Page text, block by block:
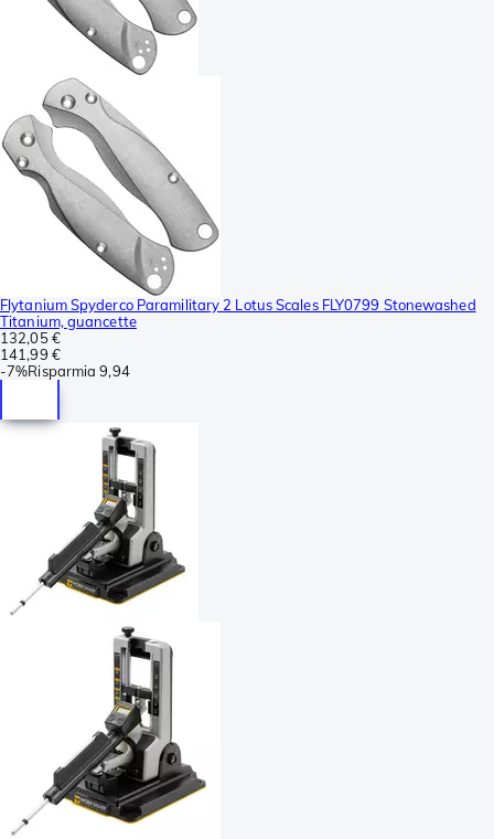
Flytanium Spyderco Paramilitary 2 Lotus Scales FLY0799 Stonewashed
Titanium, guancette
132,05 €
141,99 €
-7%Risparmia 9,94